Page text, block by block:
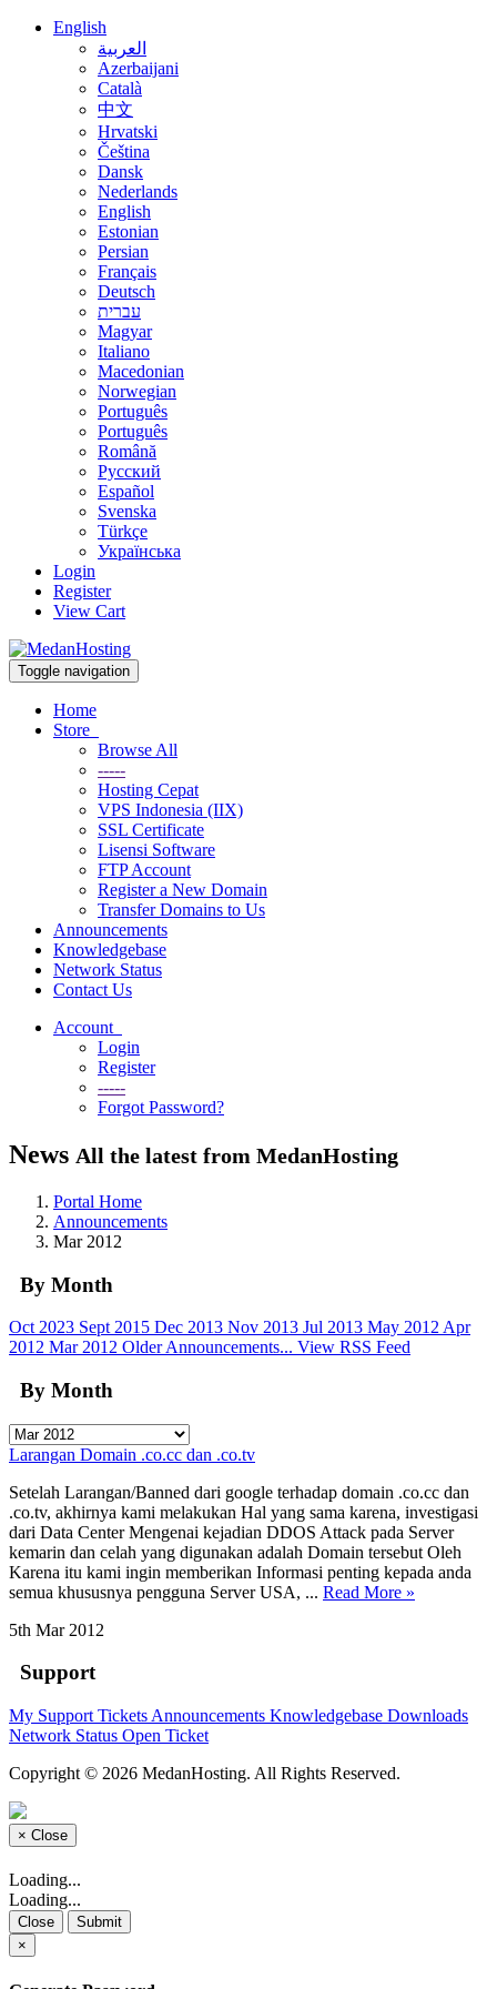
English
العربية
Azerbaijani
Català
中文
Hrvatski
Čeština
Dansk
Nederlands
English
Estonian
Persian
Français
Deutsch
עברית
Magyar
Italiano
Macedonian
Norwegian
Português
Português
Română
Русский
Español
Svenska
Türkçe
Українська
Login
Register
View Cart
Toggle navigation
Home
Store
Browse All
-----
Hosting Cepat
VPS Indonesia (IIX)
SSL Certificate
Lisensi Software
FTP Account
Register a New Domain
Transfer Domains to Us
Announcements
Knowledgebase
Network Status
Contact Us
Account
Login
Register
-----
Forgot Password?
News All the latest from MedanHosting
Portal Home
Announcements
Mar 2012
By Month
Oct 2023 Sept 2015 Dec 2013 Nov 2013 Jul 2013 May 2012 Apr
2012 Mar 2012 Older Announcements... View RSS Feed
By Month
Larangan Domain .co.cc dan .co.tv
Setelah Larangan/Banned dari google terhadap domain .co.cc dan
.co.tv, akhirnya kami melakukan Hal yang sama karena, investigasi
dari Data Center Mengenai kejadian DDOS Attack pada Server
kemarin dan celah yang digunakan adalah Domain tersebut Oleh
Karena itu kami ingin memberikan Informasi penting kepada anda
semua khususnya pengguna Server USA, ... Read More »
5th Mar 2012
Support
My Support Tickets Announcements Knowledgebase Downloads
Network Status Open Ticket
Copyright © 2026 MedanHosting. All Rights Reserved.
× Close
Loading...
Loading...
Close
Submit
×